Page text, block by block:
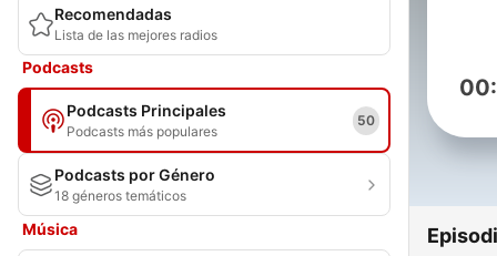
Recomendadas
Lista de las mejores radios
Podcasts
Podcasts Principales
Podcasts más populares
50
Podcasts por Género
18 géneros temáticos
Música